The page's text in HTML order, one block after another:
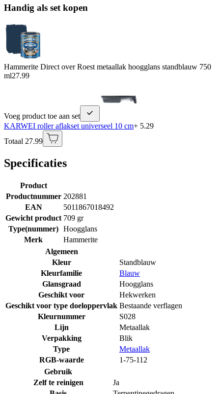
Handig als set kopen
Hammerite Direct over Roest metaallak hoogglans standblauw 750
ml27.99
Voeg product toe aan set
KARWEI roller aflakset universeel 10 cm+ 5.29
Totaal 27.99
Specificaties
Product
Productnummer 202881
EAN
5011867018492
Gewicht product 709 gr
Type(nummer) Hoogglans
Merk
Hammerite
Algemeen
Kleur
Standblauw
Kleurfamilie
Blauw
Glansgraad
Hoogglans
Geschikt voor
Hekwerken
Geschikt voor type doeloppervlak Bestaande verflagen
Kleurnummer
S028
Lijn
Metaallak
Verpakking
Blik
Type
Metaallak
RGB-waarde
1-75-112
Gebruik
Zelf te reinigen
Ja